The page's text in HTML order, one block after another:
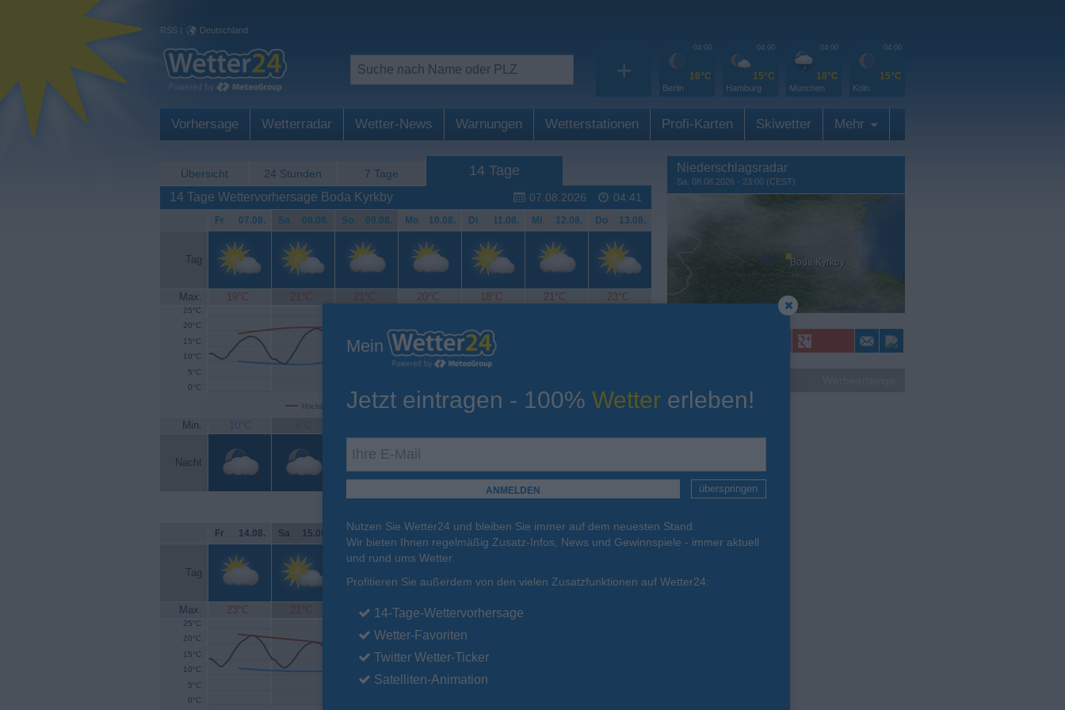
RSS | Deutschland
+
04:00
16°C
Berlin
04:00
15°C
Hamburg
04:00
18°C
München
04:00
15°C
Köln
Vorhersage Wetterradar Wetter-News Warnungen Wetterstationen Profi-Karten Skiwetter Mehr
Übersicht 24 Stunden 7 Tage 14 Tage
07.08.2026 04:41
14 Tage Wettervorhersage Boda Kyrkby
Fr. 07.08. Sa. 08.08. So. 09.08. Mo. 10.08. Di. 11.08. Mi. 12.08. Do. 13.08.
Tag
Max. 19°C 21°C 21°C 20°C 18°C 21°C 23°C
Höchsttemperatur Tiefsttemperatur Aktuelle Temperatur
0°C
5°C
10°C
15°C
20°C
25°C
Min. 10°C 9°C
Nacht
Fr. 14.08. Sa. 15.08. So. 16.08. Mo. 17.08. Di. 18.08. Mi. 19.08. Do. 20.08.
Tag
Max. 23°C 21°C 19°C 19°C 20°C
0°C
5°C
10°C
15°C
20°C
25°C
Niederschlagsradar
Sa. 08.08.2026 - 23:00 (CEST)
Boda Kyrkby
Mein
Jetzt eintragen - 100% Wetter erleben!
überspringen
Nutzen Sie Wetter24 und bleiben Sie immer auf dem neuesten Stand.
Wir bieten Ihnen regelmäßig Zusatz-Infos, News und Gewinnspiele - immer aktuell
und rund ums Wetter.
Profitieren Sie außerdem von den vielen Zusatzfunktionen auf Wetter24:
14-Tage-Wettervorhersage
Wetter-Favoriten
Twitter Wetter-Ticker
Satelliten-Animation